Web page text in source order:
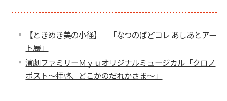
【ときめき美の小径】 「なつのばどコレ あしあとアー
ト展」
演劇ファミリーＭｙｕオリジナルミュージカル「クロノ
ポスト～拝啓、どこかのだれかさま～」